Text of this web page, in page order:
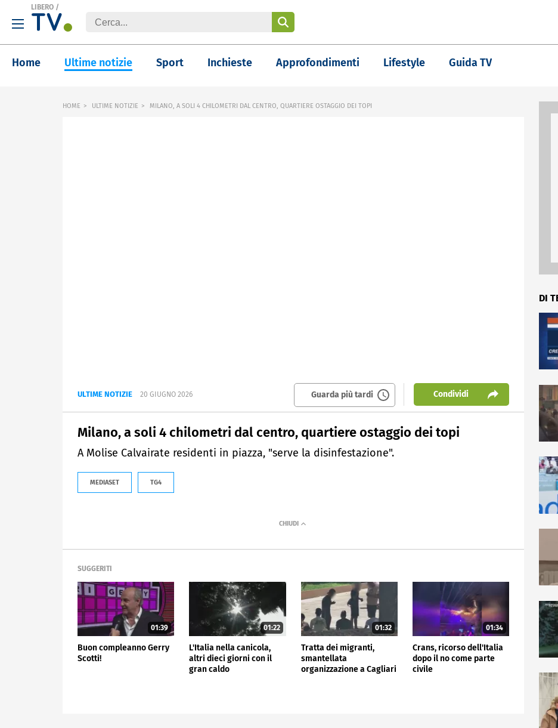
LIBERO /
Home Ultime notizie Sport Inchieste Approfondimenti Lifestyle Guida TV
HOME ULTIME NOTIZIE MILANO, A SOLI 4 CHILOMETRI DAL CENTRO, QUARTIERE OSTAGGIO DEI TOPI
ULTIME NOTIZIE 20 GIUGNO 2026 Guarda più tardi Condividi
Milano, a soli 4 chilometri dal centro, quartiere ostaggio dei topi
A Molise Calvairate residenti in piazza, "serve la disinfestazione".
MEDIASET TG4
SUGGERITI
01:39
Buon compleanno Gerry
Scotti!
01:22
L'Italia nella canicola,
altri dieci giorni con il
gran caldo
01:32
Tratta dei migranti,
smantellata
organizzazione a Cagliari
01:34
Crans, ricorso dell'Italia
dopo il no come parte
civile
DI